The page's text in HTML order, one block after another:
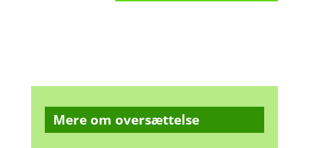
Mere om oversættelse